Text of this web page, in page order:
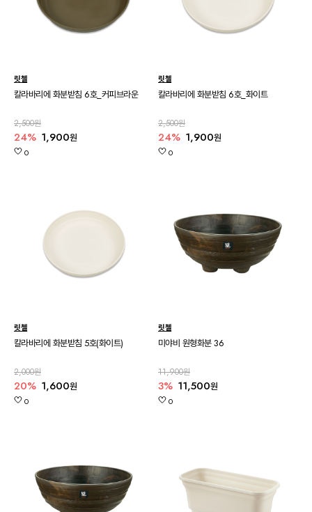
릿첼
칼라바리에 화분받침 6호_커피브라운
2,500원
24% 1,900원
0
릿첼
칼라바리에 화분받침 6호_화이트
2,500원
24% 1,900원
0
릿첼
칼라바리에 화분받침 5호(화이트)
2,000원
20% 1,600원
0
릿첼
미야비 원형화분 36
11,900원
3% 11,500원
0